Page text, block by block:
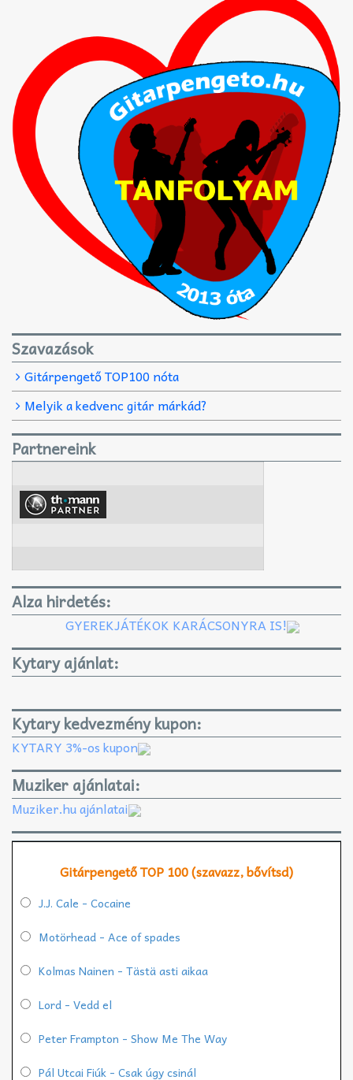
Szavazások
Gitárpengető TOP100 nóta
Melyik a kedvenc gitár márkád?
Partnereink
Alza hirdetés:
GYEREKJÁTÉKOK KARÁCSONYRA IS!
Kytary ajánlat:
Kytary kedvezmény kupon:
KYTARY 3%-os kupon
Muziker ajánlatai:
Muziker.hu ajánlatai
Gitárpengető TOP 100 (szavazz, bővítsd)
J.J. Cale - Cocaine
Motörhead - Ace of spades
Kolmas Nainen - Tästä asti aikaa
Lord - Vedd el
Peter Frampton - Show Me The Way
Pál Utcai Fiúk - Csak úgy csinál